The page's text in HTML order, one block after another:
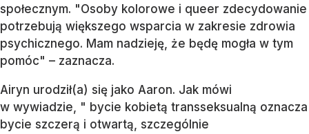
społecznym. "Osoby kolorowe i queer zdecydowanie
potrzebują większego wsparcia w zakresie zdrowia
psychicznego. Mam nadzieję, że będę mogła w tym
pomóc" – zaznacza.
Airyn urodził(a) się jako Aaron. Jak mówi
w wywiadzie, " bycie kobietą transseksualną oznacza
bycie szczerą i otwartą, szczególnie